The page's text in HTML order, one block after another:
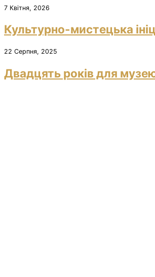
7 Квітня, 2026
Культурно-мистецька
22 Серпня, 2025
Двадцять років для музею